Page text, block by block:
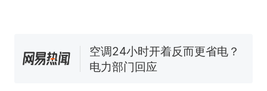
5万的小车卖不动，40万以上
的抢着买